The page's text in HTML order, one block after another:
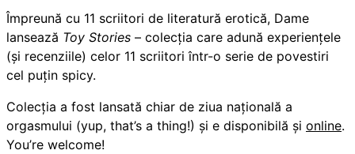
Împreună cu 11 scriitori de literatură erotică, Dame
lansează Toy Stories – colecția care adună experiențele
(și recenziile) celor 11 scriitori într-o serie de povestiri
cel puțin spicy.
Colecția a fost lansată chiar de ziua națională a
orgasmului (yup, that’s a thing!) și e disponibilă și online.
You’re welcome!